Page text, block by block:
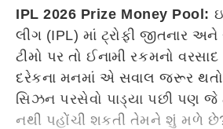
IPL 2026 Prize Money Pool:
લીગ (IPL) માં ટ્રોફી જીતનાર
ટીમો પર તો ઈનામી રકમનો
દરેકના મનમાં એ સવાલ જરૂર
સિઝન પરસેવો પાડ્યા પછી પણ જે
નથી પહોંચી શકતી તેમને શું મળે